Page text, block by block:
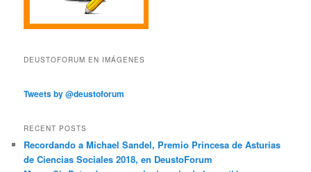
DEUSTOFORUM EN IMÁGENES
Tweets by @deustoforum
RECENT POSTS
Recordando a Michael Sandel, Premio Princesa de Asturias
de Ciencias Sociales 2018, en DeustoForum